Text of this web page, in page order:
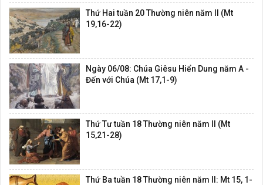
Thứ Hai tuần 20 Thường niên năm II (Mt
19,16-22)
Ngày 06/08: Chúa Giêsu Hiển Dung năm A -
Đến với Chúa (Mt 17,1-9)
Thứ Tư tuần 18 Thường niên năm II (Mt
15,21-28)
Thứ Ba tuần 18 Thường niên năm II: Mt 15, 1-